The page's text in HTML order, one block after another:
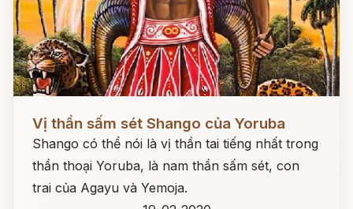
Đọc ngay
Vị thần sấm sét Shango của Yoruba
Shango có thể nói là vị thần tai tiếng nhất trong
thần thoại Yoruba, là nam thần sấm sét, con
trai của Agayu và Yemoja.